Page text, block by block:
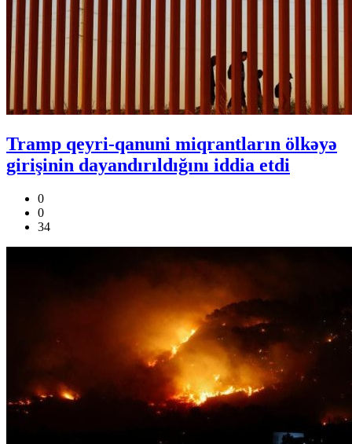
Tramp qeyri-qanuni miqrantların ölkəyə
girişinin dayandırıldığını iddia etdi
0
0
34